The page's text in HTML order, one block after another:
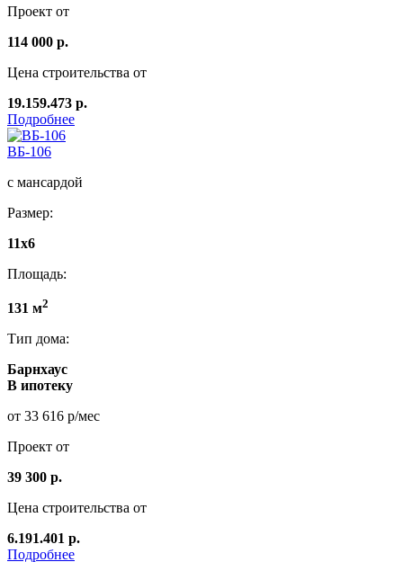
Проект от
114 000 р.
Цена строительства от
19.159.473 р.
Подробнее
ВБ-106
с мансардой
Размер:
11x6
Площадь:
131 м2
Тип дома:
Барнхаус
В ипотеку
от 33 616 р/мес
Проект от
39 300 р.
Цена строительства от
6.191.401 р.
Подробнее